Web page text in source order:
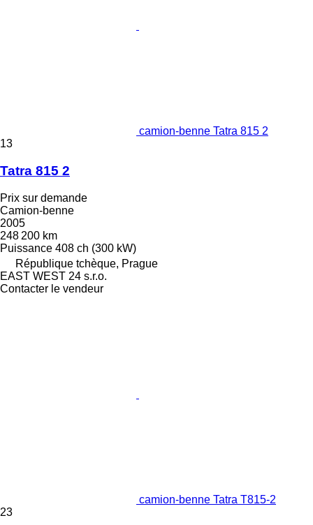
camion-benne Tatra 815 2
13
Tatra 815 2
Prix sur demande
Camion-benne
2005
248 200 km
Puissance 408 ch (300 kW)
République tchèque, Prague
EAST WEST 24 s.r.o.
Contacter le vendeur
camion-benne Tatra T815-2
23